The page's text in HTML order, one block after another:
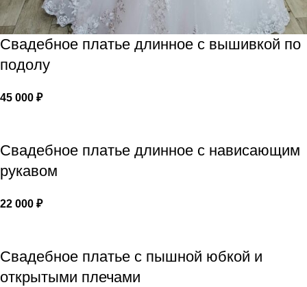
Свадебное платье длинное с вышивкой по
подолу
45 000 ₽
Свадебное платье длинное с нависающим
рукавом
22 000 ₽
Свадебное платье с пышной юбкой и
открытыми плечами